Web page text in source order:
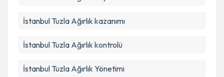
İstanbul Tuzla Ağırlık kazanımı
İstanbul Tuzla Ağırlık kontrolü
İstanbul Tuzla Ağırlık Yönetimi